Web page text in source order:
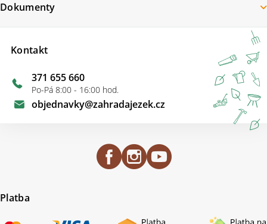
Kontakt
objednavky@zahradajezek.cz
371 655 660
Po-Pá 8:00 - 16:00 hod.
Dokumenty
Platba